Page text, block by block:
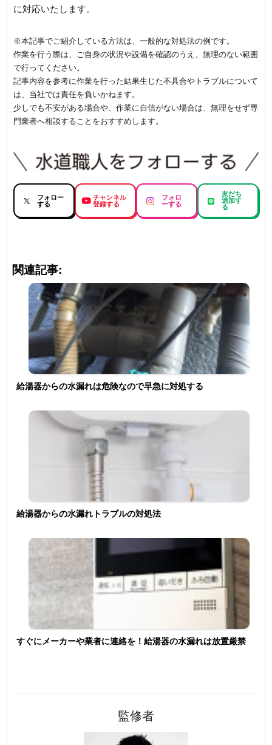
に対応いたします。
※本記事でご紹介している方法は、一般的な対処法の例です。
作業を行う際は、ご自身の状況や設備を確認のうえ、無理のない範囲
で行ってください。
記事内容を参考に作業を行った結果生じた不具合やトラブルについて
は、当社では責任を負いかねます。
少しでも不安がある場合や、作業に自信がない場合は、無理をせず専
門業者へ相談することをおすすめします。
フォロー
する
チャンネル
登録する
フォロ
ーする
友だち
追加す
る
関連記事:
給湯器からの水漏れは危険なので早急に対処する
給湯器からの水漏れトラブルの対処法
すぐにメーカーや業者に連絡を！給湯器の水漏れは放置厳禁
監修者